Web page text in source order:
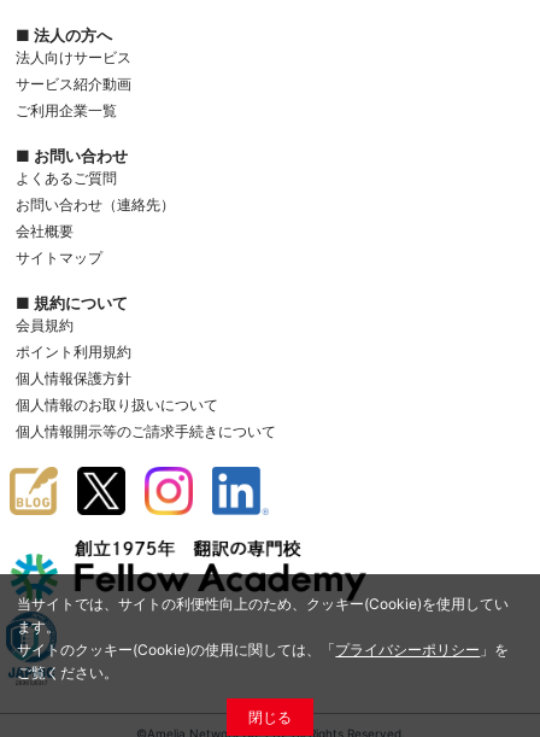
当サイトでは、サイトの利便性向上のため、クッキー(Cookie)を使用してい
ます。
サイトのクッキー(Cookie)の使用に関しては、「プライバシーポリシー 」を
ご覧ください。
閉じる
■ 法人の方へ
法人向けサービス
サービス紹介動画
ご利用企業一覧
■ お問い合わせ
よくあるご質問
お問い合わせ（連絡先）
会社概要
サイトマップ
■ 規約について
会員規約
ポイント利用規約
個人情報保護方針
個人情報のお取り扱いについて
個人情報開示等のご請求手続きについて
©Amelia Network Co.,Ltd. All Rights Reserved.